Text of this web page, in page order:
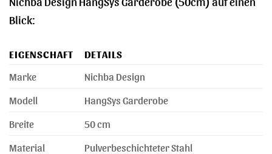
Blick:
EIGENSCHAFT
DETAILS
Marke
Nichba Design
Modell
HangSys Garderobe
Breite
50 cm
Material
Pulverbeschichteter Stahl